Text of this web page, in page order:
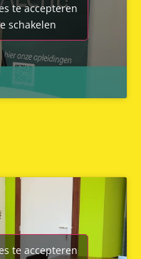
te accepteren
schakelen
te accepteren